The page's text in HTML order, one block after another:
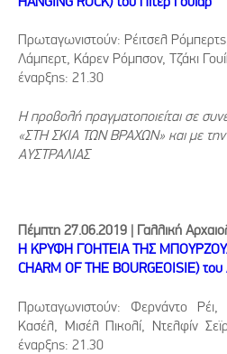
Πρωταγωνιστούν: Ρέιτσελ
Λάμπερτ, Κάρεν Ρόμπσον, Τζάκι
έναρξης: 21.30
Η προβολή πραγματοποιείται σε
«ΣΤΗ ΣΚΙΑ ΤΩΝ ΒΡΑΧΩΝ» και με
ΑΥΣΤΡΑΛΙΑΣ
Πέμπτη 27.06.2019 | Γαλλική
Η ΚΡΥΦΗ ΓΟΗΤΕΙΑ ΤΗΣ
CHARM OF THE BOURGEOISIE)
Πρωταγωνιστούν: Φερνάντο
Κασέλ, Μισέλ Πικολί, Ντελφίν
έναρξης: 21.30